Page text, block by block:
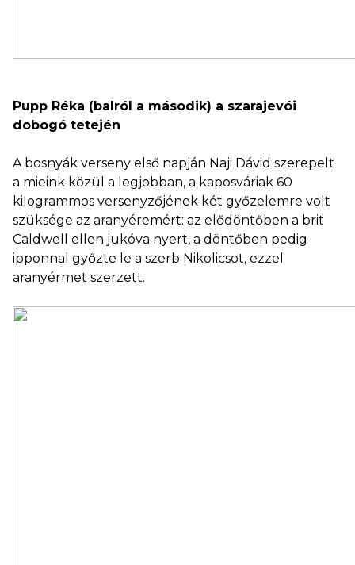
Pupp Réka (balról a második) a szarajevói
dobogó tetején
A bosnyák verseny első napján Naji Dávid szerepelt
a mieink közül a legjobban, a kaposváriak 60
kilogrammos versenyzőjének két győzelemre volt
szüksége az aranyéremért: az elődöntőben a brit
Caldwell ellen jukóva nyert, a döntőben pedig
ipponnal győzte le a szerb Nikolicsot, ezzel
aranyérmet szerzett.